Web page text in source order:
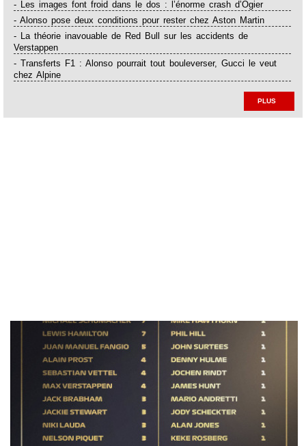
- Les images font froid dans le dos : l’énorme crash d’Ogier
- Alonso pose deux conditions pour rester chez Aston Martin
- La théorie inavouable de Red Bull sur les accidents de
Verstappen
- Transferts F1 : Alonso pourrait tout bouleverser, Gucci le veut
chez Alpine
PLUS